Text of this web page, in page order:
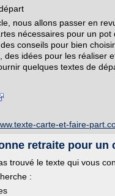
nous allons passer en
nécessaires pour un pot
conseils pour bien
des idées pour les réaliser
quelques textes de
carte-et-faire-
retraite pour un
trouvé le texte qui vous
: